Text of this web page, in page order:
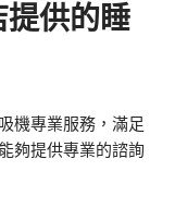
提供的睡
機專業服務，滿足
夠提供專業的諮詢